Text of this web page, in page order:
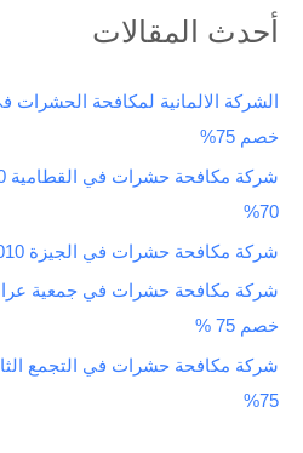
ب
ح
:
أحدث المقالات
خصم 75%
70%
شركة مكافحة حشرات في الجيزة 01033162010 افضل خصم 75%
خصم 75 %
75%